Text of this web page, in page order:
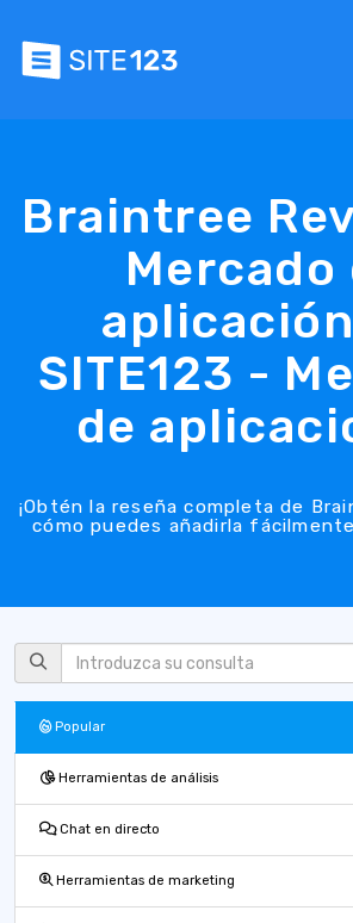
Braintree
Mercado
SITE123 -
de
¡Obtén la reseña completa de
cómo puedes añadirla
Popular
Herramientas de análisis
Chat en directo
Herramientas de marketing